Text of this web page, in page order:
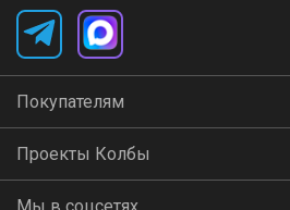
Покупателям
Проекты Колбы